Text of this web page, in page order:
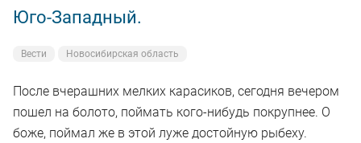
Юго-Западный.
Вести Новосибирская область
После вчерашних мелких карасиков, сегодня вечером
пошел на болото, поймать кого-нибудь покрупнее. О
боже, поймал же в этой луже достойную рыбеху.